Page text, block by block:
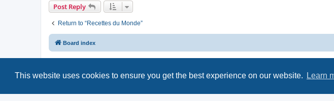
This website uses cookies to ensure you get the best experience on our website. Learn
Post Reply
Return to “Recettes du Monde”
Board index